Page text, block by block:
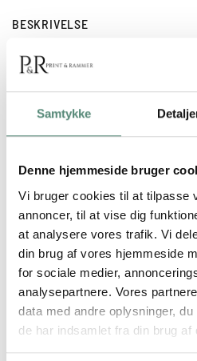
Samtykke
Denne hjemmeside bruger
Vi bruger cookies til at tilpasse
annoncer, til at vise dig
at analysere vores trafik. Vi
din brug af vores hjemmeside
for sociale medier,
analysepartnere. Vores
data med andre oplysninger,
de har indsamlet fra din brug af
BESKRIVELSE
Christine von Diepenbroeks
folder af stof og den dæmpede
og ro – fx i soveværelset eller på
YDERLIGERE INFORMATION
STØRRELSE 29,7×42 cm,